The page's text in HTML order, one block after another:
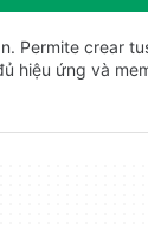
Permite crear
hiệu ứng và